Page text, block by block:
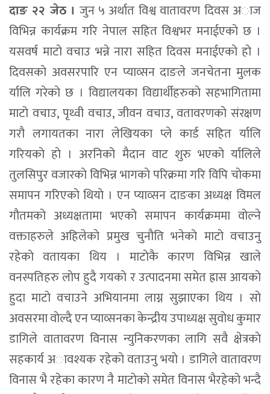
दाङ २२ जेठ । जुन ५ अर्थात विश्व वातावरण दिवस अाज
विभिन्न कार्यक्रम गरि नेपाल सहित विश्वभर मनाईएकाे छ ।
यसवर्ष माटाे वचाउ भन्ने नारा सहित दिवस मनाईएकाे हाे ।
दिवसकाे अवसरपारि एन प्याव्सन दाङले जनचेतना मुलक
र्यालि गरेकाे छ । विद्यालयका विद्यार्थीहरुकाे सहभागितामा
माटाे वचाउ, पृथ्वी वचाउ, जीवन वचाउ, वतावरणकाे संरक्षण
गराै लगायतका नारा लेखियका प्ले कार्ड सहित र्यालि
गरियकाे हाे । अरनिको मैदान वाट शुरु भएको र्यालिले
तुलसिपुर वजारकाे विभिन्न भागकाे परिक्रमा गरि विपि चाेकमा
समापन गरिएकाे थियाे । एन प्याव्सन दाङका अध्यक्ष विमल
गाैतमकाे अध्यक्षतामा भएको समापन कार्यक्रममा वाेल्ने
वक्ताहरुले अहिलेकाे प्रमुख चुनाैति भनेकाे माटाे वचाउनु
रहेकाे वतायका थिय । माटाेकै कारण विभिन्न खाले
वनस्पतिहरु लाेप हुदै गयकाे र उत्पादनमा समेत ह्रास आयकाे
हुदा माटाे वचाउने अभियानमा लाग्न सुझाएका थिय । साे
अवसरमा वाेल्दै एन प्याव्सनका केन्द्रीय उपाध्यक्ष सुवाेध कुमार
डागिले वातावरण विनास न्युनिकरणका लागि सवै क्षेत्रकाे
सहकार्य अावश्यक रहेकाे वताउनु भयाे । डागिले वातावरण
विनास भै रहेका कारण नै माटाेकाे समेत विनास भैरहेकाे भन्दै